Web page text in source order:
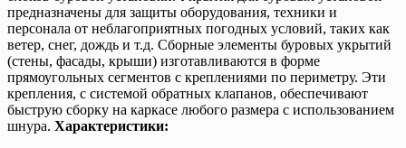
предназначены для защиты оборудования, техники и
персонала от неблагоприятных погодных условий, таких как
ветер, снег, дождь и т.д. Сборные элементы буровых укрытий
(стены, фасады, крыши) изготавливаются в форме
прямоугольных сегментов с креплениями по периметру. Эти
крепления, с системой обратных клапанов, обеспечивают
быструю сборку на каркасе любого размера с использованием
шнура. Характеристики: